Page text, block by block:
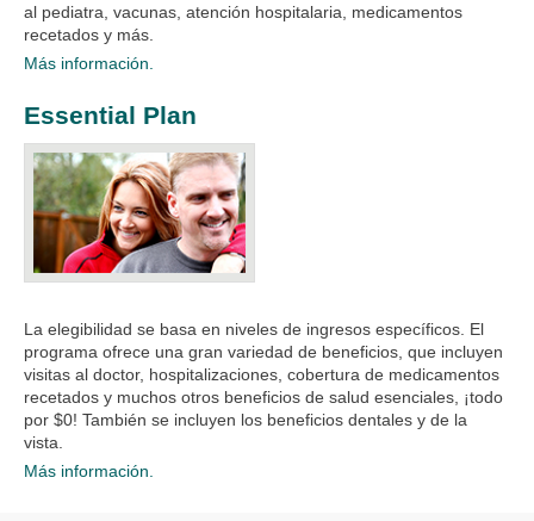
al pediatra, vacunas, atención hospitalaria, medicamentos
recetados y más.
Más información.
Essential Plan
La elegibilidad se basa en niveles de ingresos específicos. El
programa ofrece una gran variedad de beneficios, que incluyen
visitas al doctor, hospitalizaciones, cobertura de medicamentos
recetados y muchos otros beneficios de salud esenciales, ¡todo
por $0! También se incluyen los beneficios dentales y de la
vista.
Más información.